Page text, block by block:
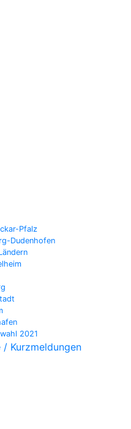
Pfalz
Dudenhofen
2021
/ Kurzmeldungen